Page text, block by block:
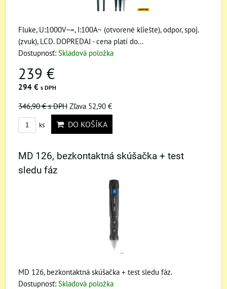
Fluke, U:1000V~=, I:100A~ (otvorené kliešte), odpor, spoj.
(zvuk), LCD. DOPREDAJ - cena platí do...
Dostupnosť: Skladová položka
239 €
294 € s DPH
346,90 €s DPH Zľava 52,90 €
ks DO KOŠÍKA
MD 126, bezkontaktná skúšačka + test
sledu fáz
MD 126, bezkontaktná skúšačka + test sledu fáz.
Dostupnosť: Skladová položka